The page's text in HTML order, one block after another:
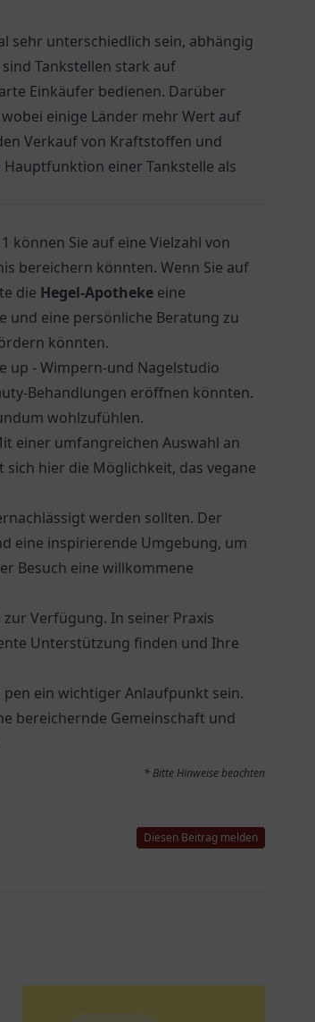
sehr unterschiedlich sein, abhängig
Tankstellen stark auf
Einkäufer bedienen. Darüber
einige Länder mehr Wert auf
Verkauf von Kraftstoffen und
einer Tankstelle als
können Sie auf eine Vielzahl von
bereichern könnten. Wenn Sie auf
die Hegel-Apotheke eine
und eine persönliche Beratung zu
könnten.
up - Wimpern-und Nagelstudio
Behandlungen eröffnen könnten.
wohlzufühlen.
einer umfangreichen Auswahl an
hier die Möglichkeit, das vegane
werden sollten. Der
eine inspirierende Umgebung, um
Besuch eine willkommene
zur Verfügung. In seiner Praxis
Unterstützung finden und Ihre
pen ein wichtiger Anlaufpunkt sein.
bereichernde Gemeinschaft und
* Bitte Hinweise beachten
Diesen Beitrag melden